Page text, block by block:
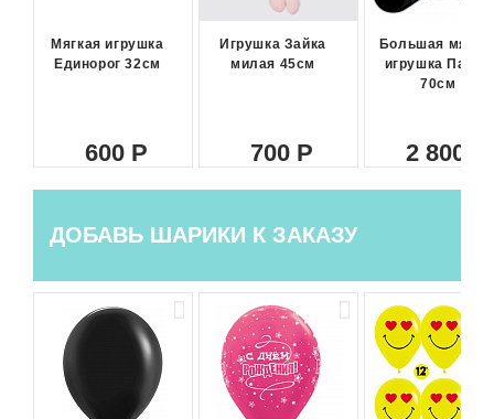
Мягкая игрушка
Единорог 32см
600
Игрушка Зайка
милая 45см
700
Большая
игрушка Панда
70см
2 800
ДОБАВЬ ШАРИКИ К ЗАКАЗУ